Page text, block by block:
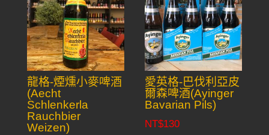
NT$140
龍格-煙燻小麥啤酒
(Aecht
Schlenkerla
Rauchbier
Weizen)
愛英格-巴伐利亞皮
爾森啤酒(Ayinger
Bavarian Pils)
NT$130